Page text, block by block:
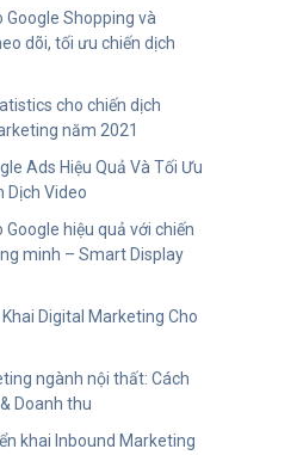
Google Shopping và
dõi, tối ưu chiến dịch
cho chiến dịch
năm 2021
Ads Hiệu Quả Và Tối Ưu
Dịch Video
Google hiệu quả với chiến
minh – Smart Display
Digital Marketing Cho
ngành nội thất: Cách
Doanh thu
khai Inbound Marketing